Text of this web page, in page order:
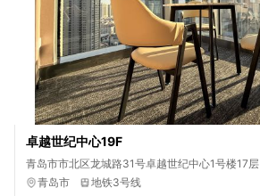
卓越世纪中心19F
青岛市市北区龙城路31号卓越世纪中心1号楼17层
青岛市
地铁3号线